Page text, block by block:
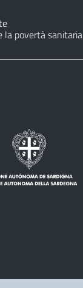
la povertà sanitaria